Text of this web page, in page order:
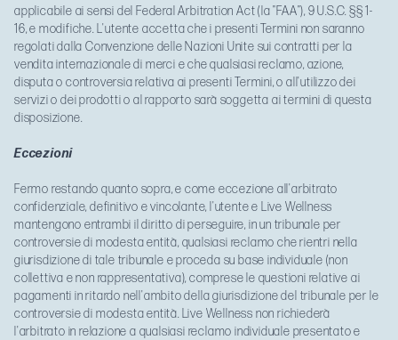
applicabile ai sensi del Federal Arbitration Act (la "FAA"), 9 U.S.C. §§ 1-
16, e modifiche. L'utente accetta che i presenti Termini non saranno
regolati dalla Convenzione delle Nazioni Unite sui contratti per la
vendita internazionale di merci e che qualsiasi reclamo, azione,
disputa o controversia relativa ai presenti Termini, o all'utilizzo dei
servizi o dei prodotti o al rapporto sarà soggetta ai termini di questa
disposizione.
Eccezioni
Fermo restando quanto sopra, e come eccezione all'arbitrato
confidenziale, definitivo e vincolante, l'utente e Live Wellness
mantengono entrambi il diritto di perseguire, in un tribunale per
controversie di modesta entità, qualsiasi reclamo che rientri nella
giurisdizione di tale tribunale e proceda su base individuale (non
collettiva e non rappresentativa), comprese le questioni relative ai
pagamenti in ritardo nell'ambito della giurisdizione del tribunale per le
controversie di modesta entità. Live Wellness non richiederà
l'arbitrato in relazione a qualsiasi reclamo individuale presentato e